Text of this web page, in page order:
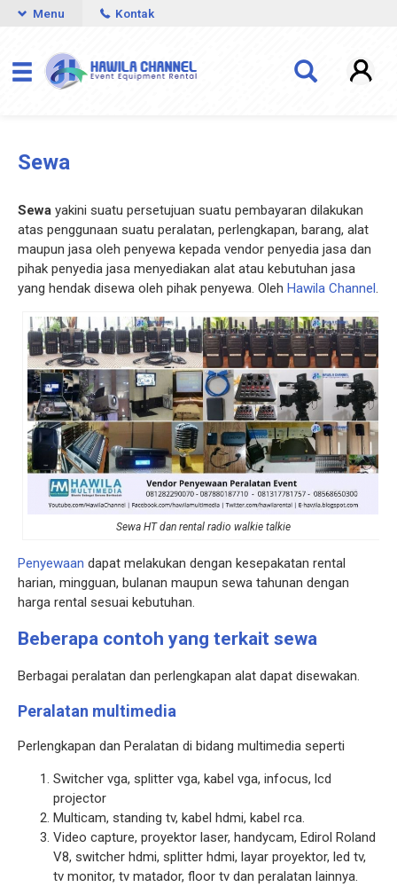
Menu Kontak
Sewa
Sewa yakini suatu persetujuan suatu pembayaran dilakukan
atas penggunaan suatu peralatan, perlengkapan, barang, alat
maupun jasa oleh penyewa kepada vendor penyedia jasa dan
pihak penyedia jasa menyediakan alat atau kebutuhan jasa
yang hendak disewa oleh pihak penyewa. Oleh Hawila Channel.
Sewa HT dan rental radio walkie talkie
Penyewaan dapat melakukan dengan kesepakatan rental
harian, mingguan, bulanan maupun sewa tahunan dengan
harga rental sesuai kebutuhan.
Beberapa contoh yang terkait sewa
Berbagai peralatan dan perlengkapan alat dapat disewakan.
Peralatan multimedia
Perlengkapan dan Peralatan di bidang multimedia seperti
Switcher vga, splitter vga, kabel vga, infocus, lcd
projector
Multicam, standing tv, kabel hdmi, kabel rca.
Video capture, proyektor laser, handycam, Edirol Roland
V8, switcher hdmi, splitter hdmi, layar proyektor, led tv,
tv monitor, tv matador, floor tv dan peralatan lainnya.